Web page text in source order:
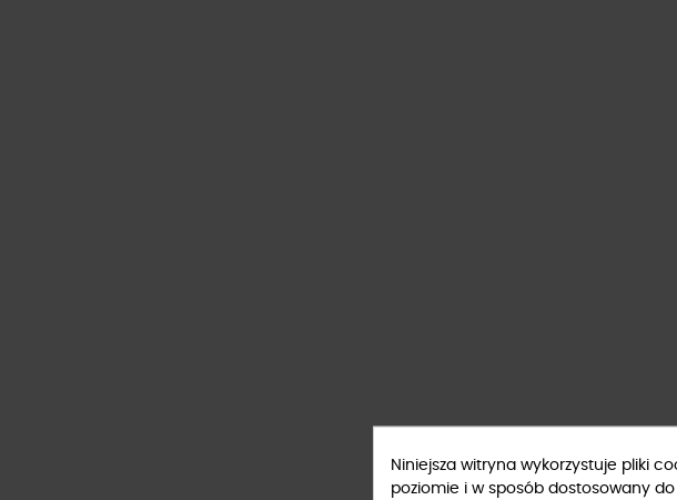
Niniejsza witryna wykorzystuje pliki
poziomie i w sposób dostosowany